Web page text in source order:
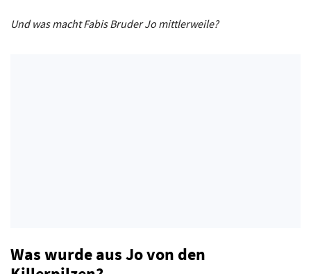
Und was macht Fabis Bruder Jo mittlerweile?
Was wurde aus Jo von den